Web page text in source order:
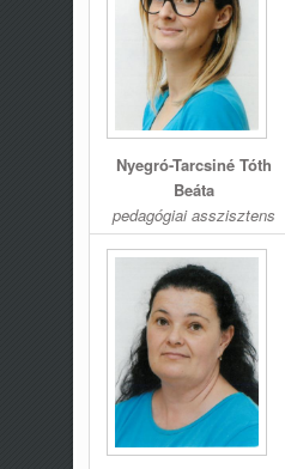
Nyegró-Tarcsiné Tóth
Beáta
pedagógiai asszisztens